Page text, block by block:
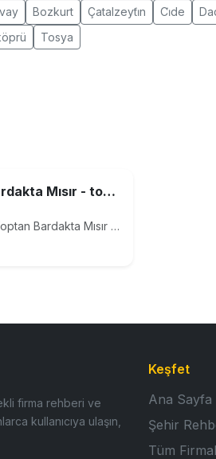
Bozkurt Çatalzeyti̇n Ci̇de
Tosya
Süper Mısır - Bardakta Mısır - toptan Bardakta Mısır - tane mısır
Türkiye'de Bir İlk Toptan Bardakta Mısır Kapınızda Ödeyerek Alın. Bardak mısır için ideal 1.kalite donmuş tane mısır. kaliteli bardakta mısır uygun fiyatı.
firma rehberi ve
kullanıcıya ulaşın,
Keşfet
Ana Sayfa
Şehir
Tüm